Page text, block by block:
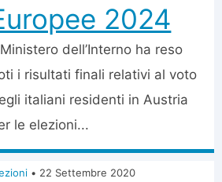
2024
dell’Interno ha reso
i risultati finali relativi al voto
italiani residenti in Austria
le elezioni...
• 22 Settembre 2020